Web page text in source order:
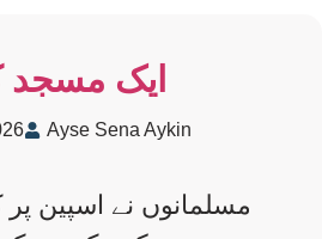
ایک مسجد
Ayse Sena Aykin
مسلمانوں نے اسپین